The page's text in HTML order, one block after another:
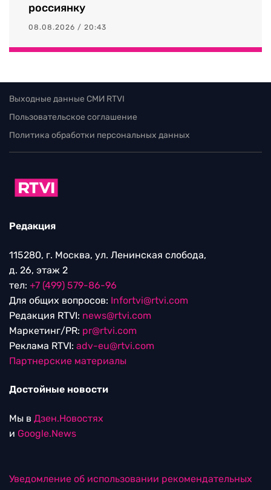
россиянку
08.08.2026 / 20:43
Выходные данные СМИ RTVI
Пользовательское соглашение
Политика обработки персональных данных
Редакция
115280, г. Москва, ул. Ленинская слобода,
д. 26, этаж 2
тел: +7 (499) 579-86-96
Для общих вопросов: Infortvi@rtvi.com
Редакция RTVI: news@rtvi.com
Маркетинг/PR: pr@rtvi.com
Реклама RTVI: adv-eu@rtvi.com
Партнерские материалы
Достойные новости
Мы в Дзен.Новостях
и Google.News
Уведомление об использовании рекомендательных